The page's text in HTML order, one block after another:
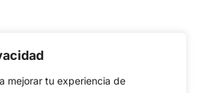
mejorar tu experiencia de